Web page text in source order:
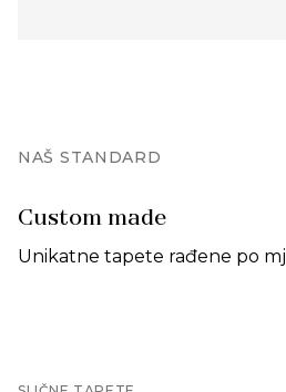
NAŠ STANDARD
Custom made
Unikatne tapete rađene po